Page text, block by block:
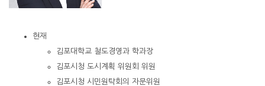
현재
김포대학교 철도경영과 학과장
김포시청 도시계획 위원회 위원
김포시청 시민원탁회의 자문위원